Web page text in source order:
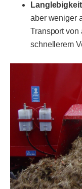
Langlebigkeit
aber weniger
Transport von
schnellerem